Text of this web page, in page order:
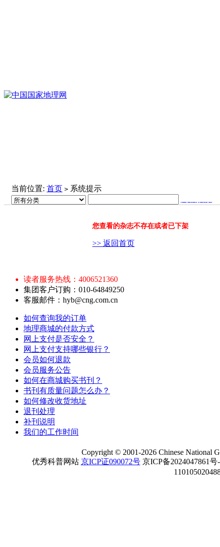
当前位置: 首页 > 系统提示
您查看的杂志不存在或者已下架
>> 返回首页
读者服务热线：4006521360
集团客户订购：010-64849250
客服邮件：hyb@cng.com.cn
如何查询我的订单
地理商城的付款方式
网上支付是否安全？
网上支付支持哪些银行？
会员如何退款
会员服务公告
如何在商城购买书刊？
书刊有质量问题怎么办？
如何修改收货地址
退刊处理
补刊说明
我们的工作时间
Copyright ©2001-2026 Chinese National
优秀科普网站 京ICP证090072号京ICP备2024047861